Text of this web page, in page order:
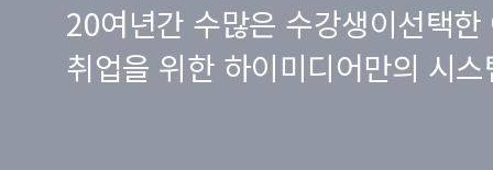
20여년간 수많은 수강생이선택한
취업을 위한 하이미디어만의 시